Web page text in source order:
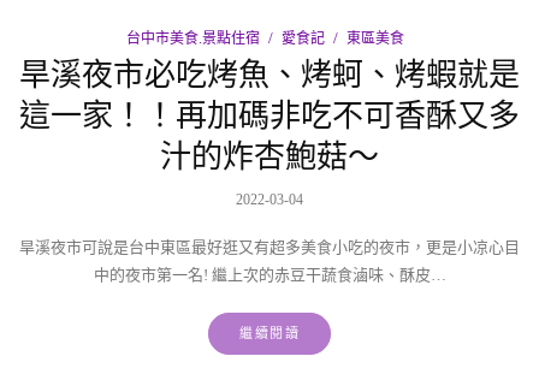
台中市美食.景點住宿 愛食記 東區美食
旱溪夜市必吃烤魚、烤蚵、烤蝦就是
這一家！！再加碼非吃不可香酥又多
汁的炸杏鮑菇～
2022-03-04
旱溪夜市可說是台中東區最好逛又有超多美食小吃的夜市，更是小凉心目
中的夜市第一名! 繼上次的赤豆干蔬食滷味、酥皮…
繼續閱讀